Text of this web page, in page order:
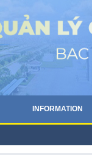
INFORMATION